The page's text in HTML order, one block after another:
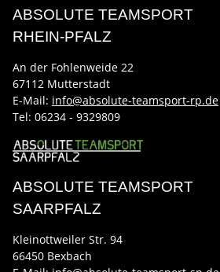
ABSOLUTE TEAMSPORT
RHEIN-PFALZ
An der Fohlenweide 22
67112 Mutterstadt
E-Mail: info@absolute-teamsport-rp.de
Tel: 06234 - 9329809
ABSOLUTE TEAMSPORT
SAARPFALZ
Kleinottweiler Str. 94
66450 Bexbach